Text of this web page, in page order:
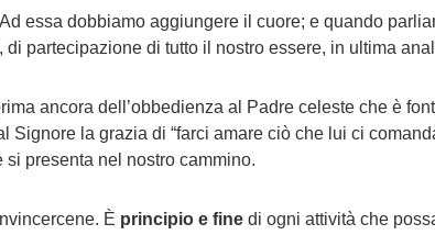
essa dobbiamo aggiungere il cuore; e quando
partecipazione di tutto il nostro essere, in ultima
ancora dell’obbedienza al Padre celeste che è
Signore la grazia di “farci amare ciò che lui ci
presenta nel nostro cammino.
È principio e fine di ogni attività che